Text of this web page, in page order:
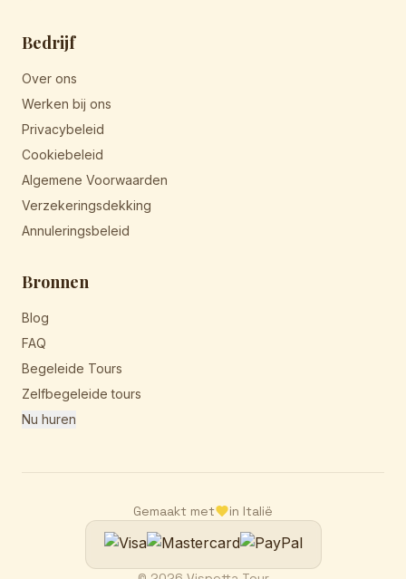
Bedrijf
Over ons
Werken bij ons
Privacybeleid
Cookiebeleid
Algemene Voorwaarden
Verzekeringsdekking
Annuleringsbeleid
Bronnen
Blog
FAQ
Begeleide Tours
Zelfbegeleide tours
Nu huren
Gemaakt met in Italië